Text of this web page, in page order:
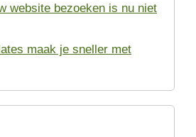
website bezoeken is nu niet
maak je sneller met